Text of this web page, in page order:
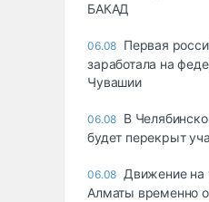
БАКАД
06.08 Первая
заработала на
Чувашии
06.08 В
будет перекрыт
06.08 Движение на
Алматы временно